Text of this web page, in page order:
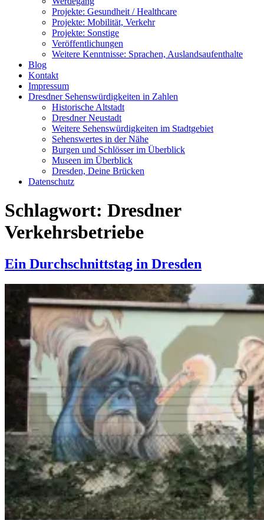
Projekte: Gesundheit / Healthcare
Projekte: Mobilität, Verkehr
Projekte: Sonstige
Veröffentlichungen
Weitere Kenntnisse: Sprachen, Auslandsaufenthalte
Blog
Kontakt
Impressum
Dresdner Sehenswürdigkeiten in Zahlen
Historische Altstadt
Dresdner Neustadt
Weitere Sehenswürdigkeiten im Stadtgebiet
Sehenswertes in der Nähe
Burgen und Schlösser im Überblick
Museen im Überblick
Dresden, Deine Brücken
Datenschutz
Schlagwort: Dresdner
Verkehrsbetriebe
Ein Durchschnittstag in Dresden